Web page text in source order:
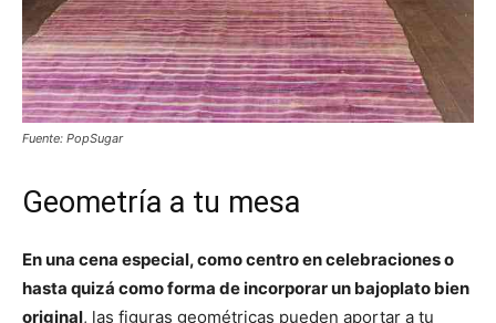
Fuente: PopSugar
Geometría a tu mesa
En una cena especial, como centro en celebraciones o
hasta quizá como forma de incorporar un bajoplato bien
original, las figuras geométricas pueden aportar a tu